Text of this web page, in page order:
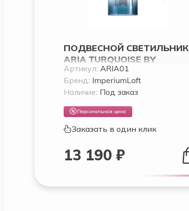
ПОДВЕСНОЙ СВЕТИЛЬНИК
ARIA TURQUOISE BY
IMPERIUMLOFT
Артикул: ARIA01
Бренд: ImperiumLoft
Наличие: Под заказ
Персональная цена
Заказать в один клик
13 190 ₽